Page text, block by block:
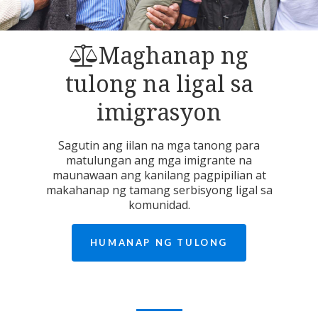
Maghanap ng
tulong na ligal sa
imigrasyon
Sagutin ang iilan na mga tanong para
matulungan ang mga imigrante na
maunawaan ang kanilang pagpipilian at
makahanap ng tamang serbisyong ligal sa
komunidad.
HUMANAP NG TULONG